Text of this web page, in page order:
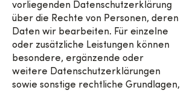
vorliegenden Datenschutzerklärung
über die Rechte von Personen, deren
Daten wir bearbeiten. Für einzelne
oder zusätzliche Leistungen können
besondere, ergänzende oder
weitere Datenschutzerklärungen
sowie sonstige rechtliche Grundlagen,